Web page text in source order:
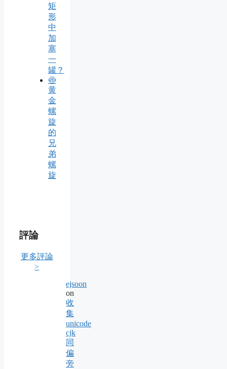
矩
形
中
加
塞
一
罐？
🍥
黄
金
螺
旋
的
兄
弟
螺
旋
評論
更多評論
>
ejsoon
on
收
集
unicode
cjk
同
偏
旁